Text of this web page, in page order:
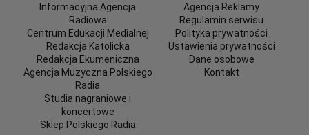
Informacyjna Agencja
Radiowa
Centrum Edukacji Medialnej
Redakcja Katolicka
Redakcja Ekumeniczna
Agencja Muzyczna Polskiego
Radia
Studia nagraniowe i
koncertowe
Sklep Polskiego Radia
Agencja Reklamy
Regulamin serwisu
Polityka prywatności
Ustawienia prywatności
Dane osobowe
Kontakt